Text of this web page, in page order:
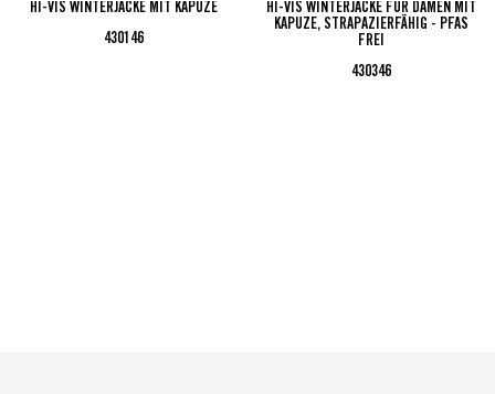
HI-VIS WINTERJACKE MIT KAPUZE
430146
HI-VIS WINTERJACKE FÜR DAMEN MIT
KAPUZE, STRAPAZIERFÄHIG - PFAS
FREI
430346